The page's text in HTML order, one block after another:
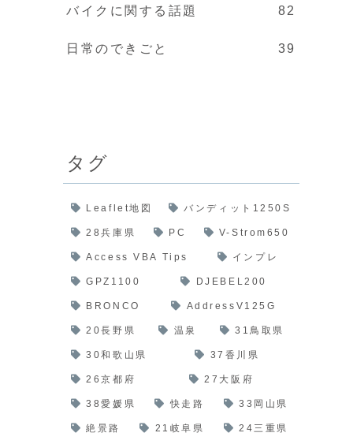
バイクに関する話題 82
日常のできごと 39
タグ
Leaflet地図 バンディット1250S
28兵庫県 PC V-Strom650
Access VBA Tips インプレ
GPZ1100 DJEBEL200
BRONCO AddressV125G
20長野県 温泉 31鳥取県
30和歌山県 37香川県
26京都府 27大阪府
38愛媛県 快走路 33岡山県
絶景路 21岐阜県 24三重県